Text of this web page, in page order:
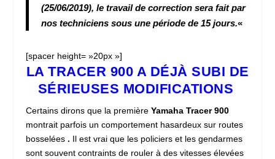
(25/06/2019), le travail de correction sera fait par
nos techniciens sous une période de 15 jours.«
[spacer height= »20px »]
LA TRACER 900 A DÉJÀ SUBI DE
SÉRIEUSES MODIFICATIONS
Certains dirons que la premièreYamaha Tracer 900
montrait parfois un comportement hasardeux sur routes
bosselées . Il est vrai que les policiers et les gendarmes
sont souvent contraints de rouler à des vitesses élevées